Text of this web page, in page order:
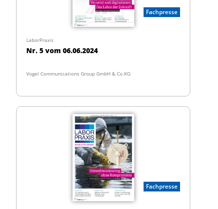
Fachpresse
LaborPraxis
Nr. 5 vom 06.06.2024
Vogel Communications Group GmbH & Co.KG
Fachpresse